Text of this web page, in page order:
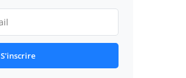
S'inscrire